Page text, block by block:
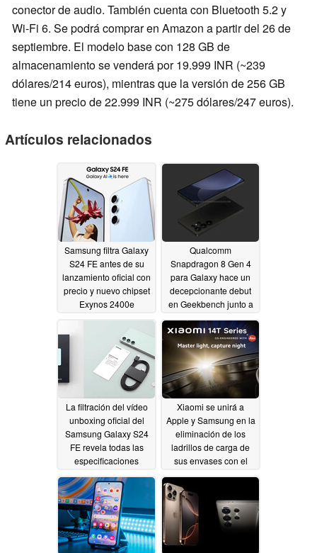
conector de audio. También cuenta con Bluetooth 5.2 y
Wi-Fi 6. Se podrá comprar en Amazon a partir del 26 de
septiembre. El modelo base con 128 GB de
almacenamiento se venderá por 19.999 INR (~239
dólares/214 euros), mientras que la versión de 256 GB
tiene un precio de 22.999 INR (~275 dólares/247 euros).
Artículos relacionados
Samsung filtra Galaxy
S24 FE antes de su
lanzamiento oficial con
precio y nuevo chipset
Exynos 2400e
09/24/2024
Qualcomm
Snapdragon 8 Gen 4
para Galaxy hace un
decepcionante debut
en Geekbench junto a
Ultra09/24/2024
La filtración del vídeo
unboxing oficial del
Samsung Galaxy S24
FE revela todas las
especificaciones
09/24/2024
Xiaomi se unirá a
Apple y Samsung en la
eliminación de los
ladrillos de carga de
sus envases con el
14T y Xiaomi 14T Pro
09/23/2024